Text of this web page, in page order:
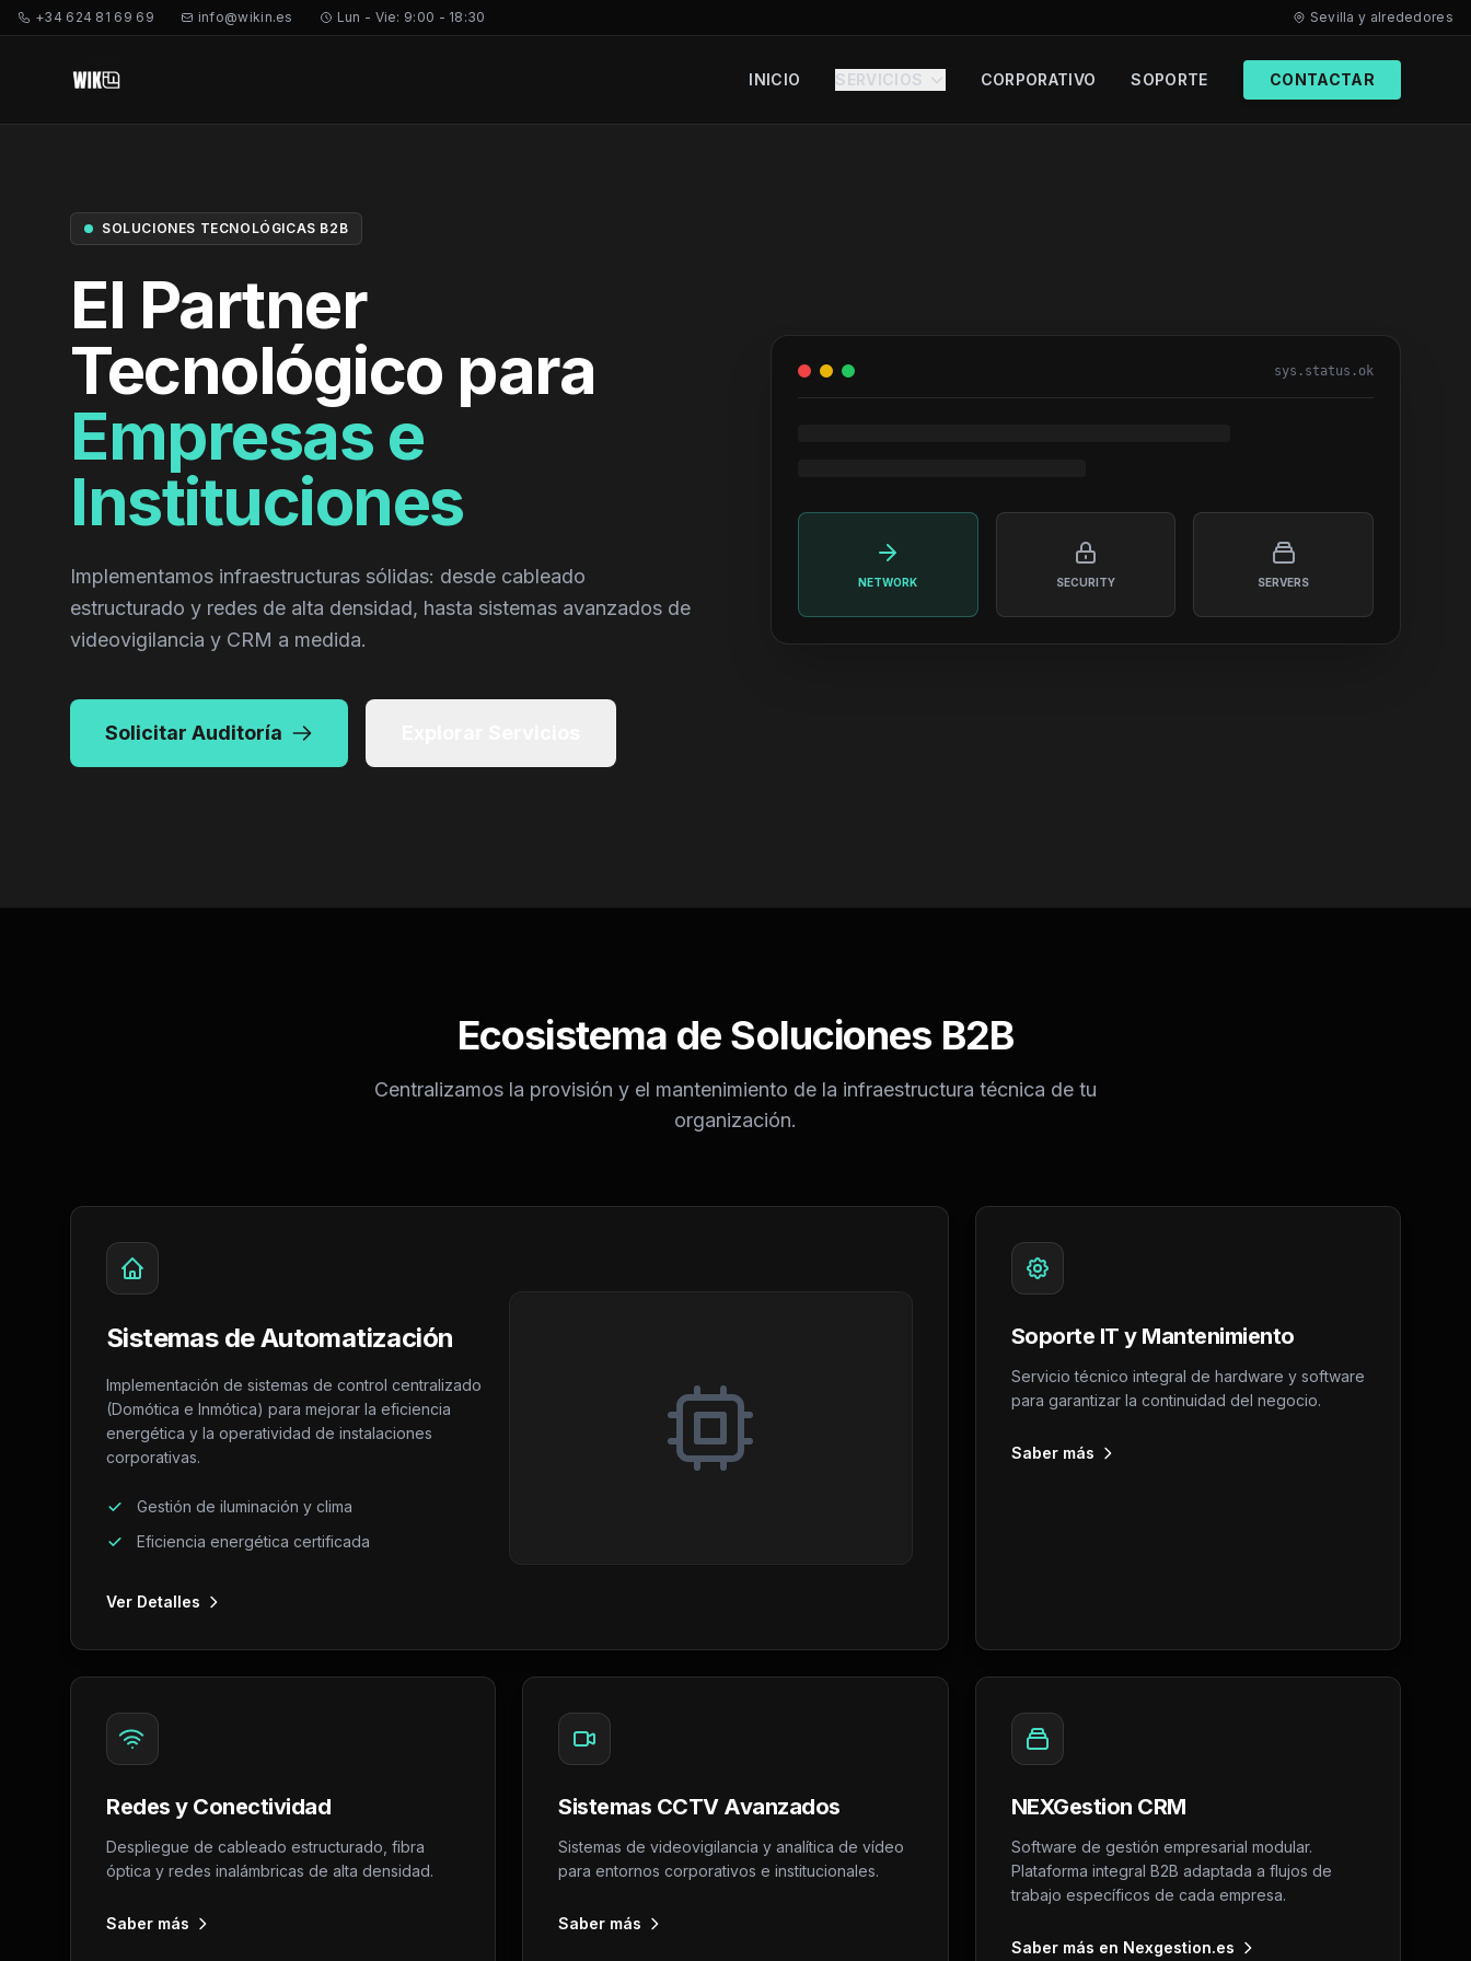
+34 624 81 69 69 info@wikin.es Lun - Vie: 9:00 - 18:30 Sevilla y alrededores
INICIO SERVICIOS CORPORATIVO SOPORTE CONTACTAR
NET.CORE.01
SOLUCIONES TECNOLÓGICAS B2B
El Partner
Tecnológico para
Empresas e
Instituciones
Implementamos infraestructuras sólidas: desde cableado
estructurado y redes de alta densidad, hasta sistemas avanzados de
videovigilancia y CRM a medida.
Solicitar Auditoría
sys.status.ok
NETWORK SECURITY SERVERS
Ecosistema de Soluciones B2B
Centralizamos la provisión y el mantenimiento de la infraestructura técnica de tu
organización.
Sistemas de Automatización
Implementación de sistemas de control centralizado
(Domótica e Inmótica) para mejorar la eficiencia
energética y la operatividad de instalaciones
corporativas.
Gestión de iluminación y clima
Eficiencia energética certificada
Ver Detalles
Soporte IT y Mantenimiento
Servicio técnico integral de hardware y software
para garantizar la continuidad del negocio.
Saber más
Redes y Conectividad
Despliegue de cableado estructurado, fibra
óptica y redes inalámbricas de alta densidad.
Saber más
Sistemas CCTV Avanzados
Sistemas de videovigilancia y analítica de vídeo
para entornos corporativos e institucionales.
Saber más
NEXGestion CRM
Software de gestión empresarial modular.
Plataforma integral B2B adaptada a flujos de
trabajo específicos de cada empresa.
Saber más en Nexgestion.es